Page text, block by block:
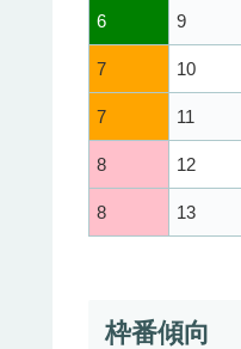
6 9
7 10
7 11
8 12
8 13
枠番傾向